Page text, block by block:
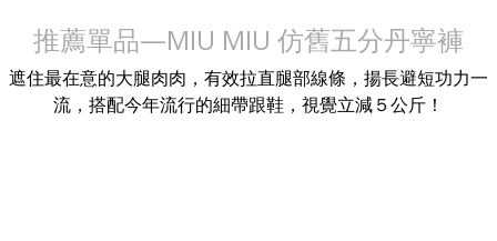
推薦單品—MIU MIU 仿舊五分丹寧褲
遮住最在意的大腿肉肉，有效拉直腿部線條，揚長避短功力一
流，搭配今年流行的細帶跟鞋，視覺立減５公斤！